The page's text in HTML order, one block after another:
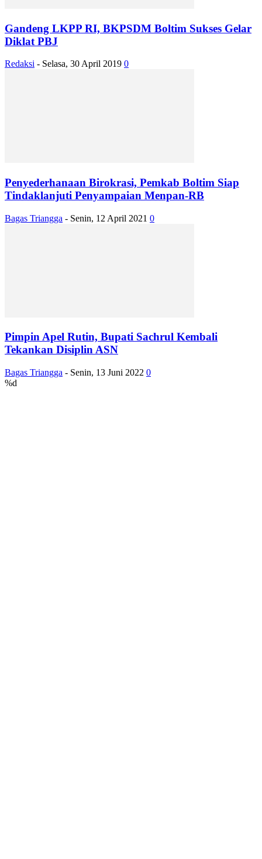
Gandeng LKPP RI, BKPSDM Boltim Sukses Gelar
Diklat PBJ
Redaksi - Selasa, 30 April 2019 0
Penyederhanaan Birokrasi, Pemkab Boltim Siap
Tindaklanjuti Penyampaian Menpan-RB
Bagas Triangga - Senin, 12 April 2021 0
Pimpin Apel Rutin, Bupati Sachrul Kembali
Tekankan Disiplin ASN
Bagas Triangga - Senin, 13 Juni 2022 0
%d